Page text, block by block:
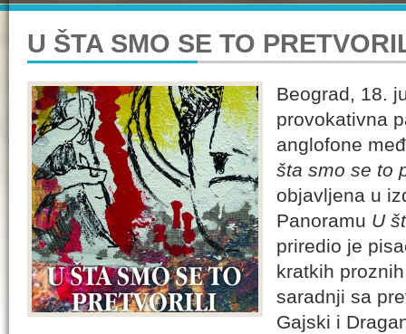
U ŠTA SMO SE TO
Beograd, 18.
provokativna
anglofone
šta smo se to
objavljena u
Panoramu U
priredio je
kratkih
saradnji sa
Gajski i